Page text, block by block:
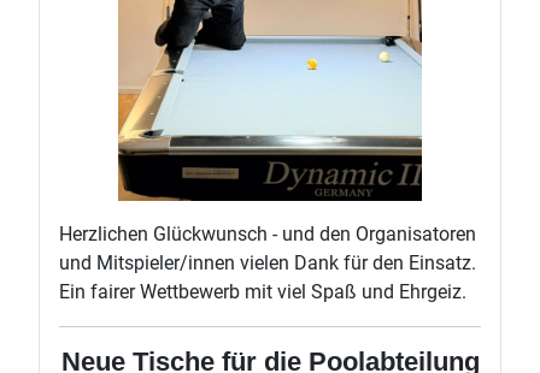
Herzlichen Glückwunsch - und den Organisatoren
und Mitspieler/innen vielen Dank für den Einsatz.
Ein fairer Wettbewerb mit viel Spaß und Ehrgeiz.
Neue Tische für die Poolabteilung